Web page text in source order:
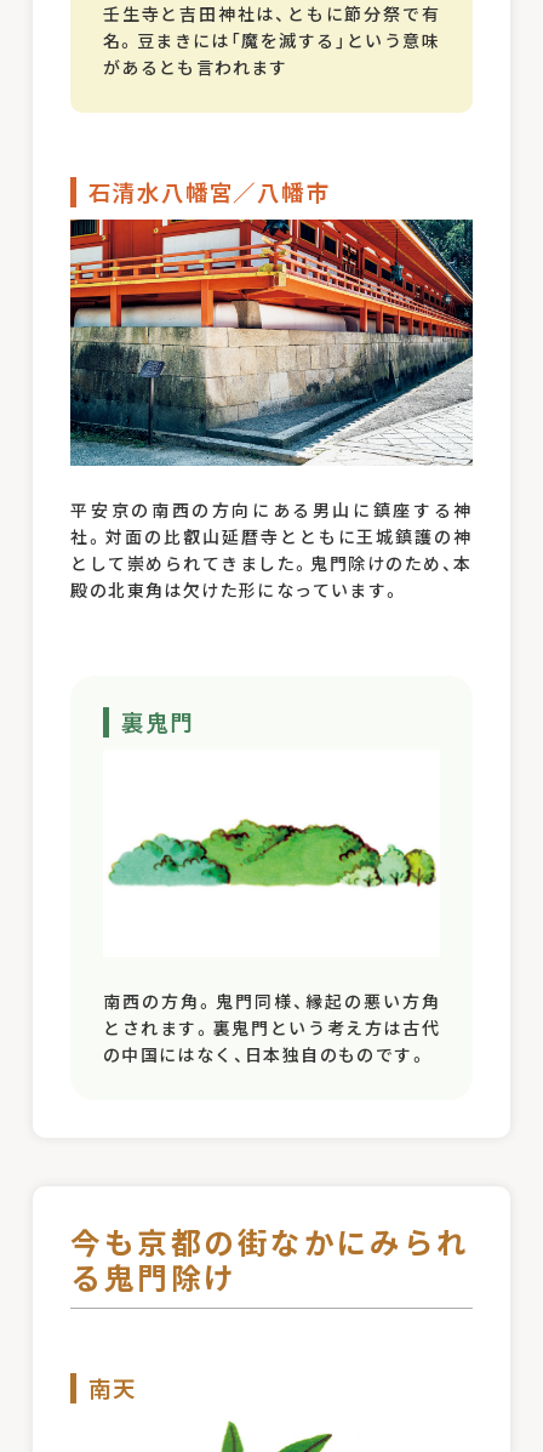
壬生寺と吉田神社は、ともに節分祭で有
名。豆まきには「魔を滅する」という意味
があるとも言われます
石清水八幡宮／八幡市
平安京の南西の方向にある男山に鎮座する神
社。対面の比叡山延暦寺とともに王城鎮護の神
として崇められてきました。鬼門除けのため、本
殿の北東角は欠けた形になっています。
裏鬼門
南西の方角。鬼門同様、縁起の悪い方角
とされます。裏鬼門という考え方は古代
の中国にはなく、日本独自のものです。
今も京都の街なかにみられ
る鬼門除け
南天